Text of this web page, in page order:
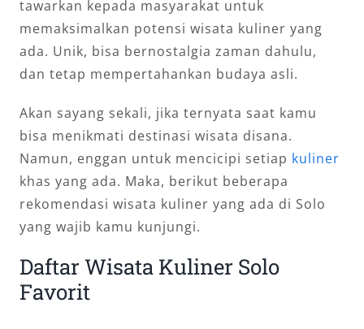
tawarkan kepada masyarakat untuk
memaksimalkan potensi wisata kuliner yang
ada. Unik, bisa bernostalgia zaman dahulu,
dan tetap mempertahankan budaya asli.
Akan sayang sekali, jika ternyata saat kamu
bisa menikmati destinasi wisata disana.
Namun, enggan untuk mencicipi setiap kuliner
khas yang ada. Maka, berikut beberapa
rekomendasi wisata kuliner yang ada di Solo
yang wajib kamu kunjungi.
Daftar Wisata Kuliner Solo
Favorit